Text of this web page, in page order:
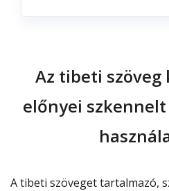
Az tibeti
előnyei szkennelt
A tibeti szöveget tartalmazó,